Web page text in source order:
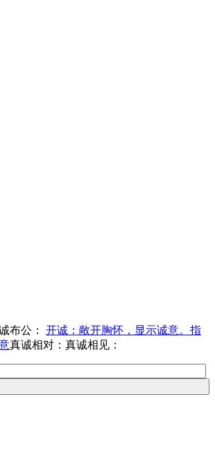
布公：
开诚：敞开胸怀，显示诚意。指
真诚相对： 真诚相见：